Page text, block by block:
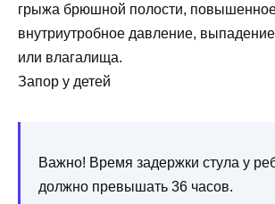
грыжа брюшной полости,
внутриутробное давление,
или влагалища.
Запор у детей
Важно! Время задержки стула у
должно превышать 36 часов.